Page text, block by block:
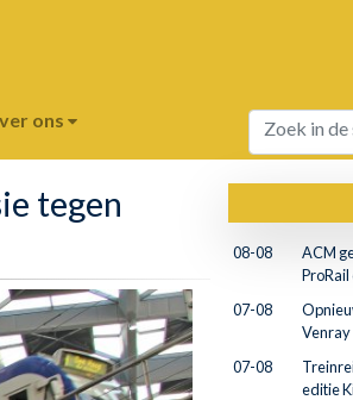
ons
tegen
08-08
ACM
07-08
Venray
07-08
editie